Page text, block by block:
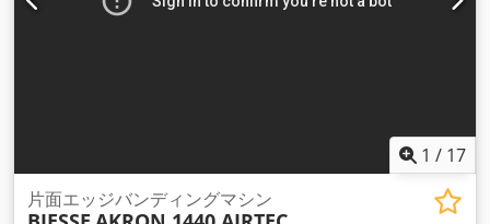
1 / 17
片面エッジバンディングマシン